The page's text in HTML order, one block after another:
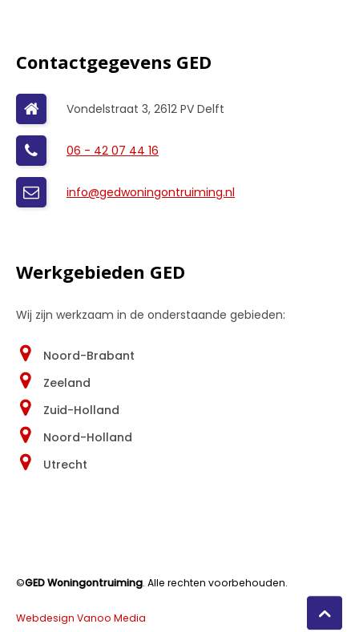
Contactgegevens GED
Vondelstraat 3, 2612 PV Delft
06 - 42 07 44 16
info@gedwoningontruiming.nl
Werkgebieden GED
Wij zijn werkzaam in de onderstaande gebieden:
Noord-Brabant
Zeeland
Zuid-Holland
Noord-Holland
Utrecht
©GED Woningontruiming. Alle rechten voorbehouden.
Webdesign Vanoo Media